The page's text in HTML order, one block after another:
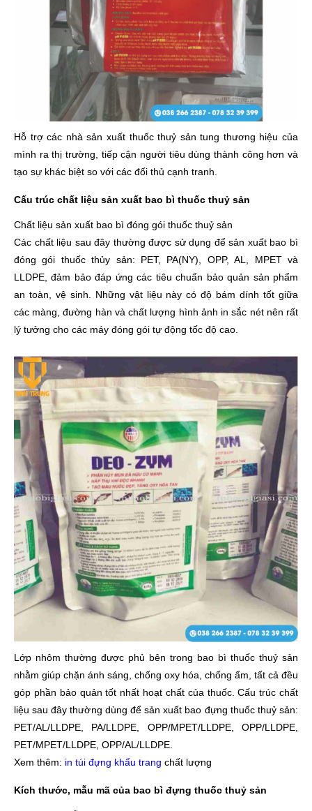
Hỗ trợ các nhà sản xuất thuốc thuỷ sản tung thương hiệu của
mình ra thị trường, tiếp cận người tiêu dùng thành công hơn và
tạo sự khác biệt so với các đối thủ cạnh tranh.
Cấu trúc chất liệu sản xuất bao bì thuốc thuỷ sản
Chất liệu sản xuất bao bì đóng gói thuốc thuỷ sản
Các chất liệu sau đây thường được sử dụng để sản xuất bao bì
đóng gói thuốc thủy sản: PET, PA(NY), OPP, AL, MPET và
LLDPE, đảm bảo đáp ứng các tiêu chuẩn bảo quản sản phẩm
an toàn, vệ sinh. Những vật liệu này có độ bám dính tốt giữa
các màng, đường hàn và chất lượng hình ảnh in sắc nét nên rất
lý tưởng cho các máy đóng gói tự động tốc độ cao.
Lớp nhôm thường được phủ bên trong bao bì thuốc thuỷ sản
nhằm giúp chặn ánh sáng, chống oxy hóa, chống ẩm, tất cả đều
góp phần bảo quản tốt nhất hoạt chất của thuốc. Cấu trúc chất
liệu sau đây thường dùng để sản xuất bao đựng thuốc thuỷ sản:
PET/AL/LLDPE, PA/LLDPE, OPP/MPET/LLDPE, OPP/LLDPE,
PET/MPET/LLDPE, OPP/AL/LLDPE.
Xem thêm: in túi đựng khẩu trang chất lượng
Kích thước, mẫu mã của bao bì đựng thuốc thuỷ sản